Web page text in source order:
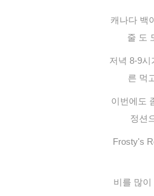
캐나다 백
줄 도
저녁 8-9시
른 먹
이번에도
정션
Frosty's
비를 많